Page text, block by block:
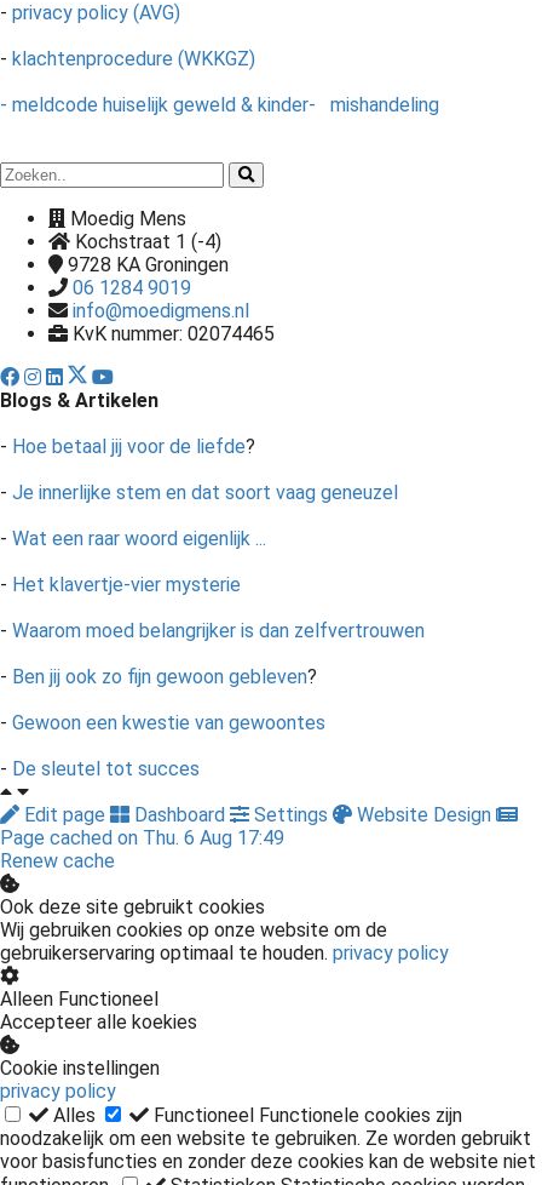
- privacy policy (AVG)
- klachtenprocedure (WKKGZ)
- meldcode huiselijk geweld & kinder- mishandeling
Moedig Mens
Kochstraat 1 (-4)
9728 KA Groningen
06 1284 9019
info@moedigmens.nl
KvK nummer: 02074465
Blogs & Artikelen
- Hoe betaal jij voor de liefde?
- Je innerlijke stem en dat soort vaag geneuzel
- Wat een raar woord eigenlijk ...
- Het klavertje-vier mysterie
- Waarom moed belangrijker is dan zelfvertrouwen
- Ben jij ook zo fijn gewoon gebleven?
- Gewoon een kwestie van gewoontes
- De sleutel tot succes
Edit page
Dashboard Settings
Website Design
Page cached on Thu. 6 Aug 17:49
Renew cache
Ook deze site gebruikt cookies
Wij gebruiken cookies op onze website om de
gebruikerservaring optimaal te houden. privacy policy
Alleen Functioneel
Accepteer alle koekies
Cookie instellingen
privacy policy
Alles
Functioneel Functionele cookies zijn
noodzakelijk om een website te gebruiken. Ze worden gebruikt
voor basisfuncties en zonder deze cookies kan de website niet